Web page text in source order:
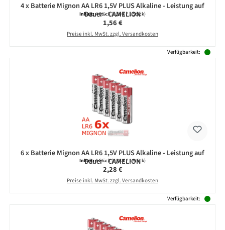
4 x Batterie Mignon AA LR6 1,5V PLUS Alkaline - Leistung auf
Dauer - CAMELION
Inhalt:4 Stück(0,39 € / 1 Stück)
Regulärer Preis:
1,56 €
Preise inkl. MwSt. zzgl. Versandkosten
Verfügbarkeit:
6 x Batterie Mignon AA LR6 1,5V PLUS Alkaline - Leistung auf
Dauer - CAMELION
Inhalt:6 Stück(0,38 € / 1 Stück)
Regulärer Preis:
2,28 €
Preise inkl. MwSt. zzgl. Versandkosten
Verfügbarkeit: